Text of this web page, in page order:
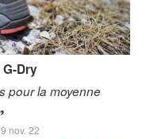
Dry
pour la moyenne
9 nov. 22